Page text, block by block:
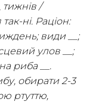
тижнів /
ні. Раціон:
види __;
улов __;
риба __.
обирати 2-3
ртуттю,